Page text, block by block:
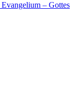
Evangelium – Gottes